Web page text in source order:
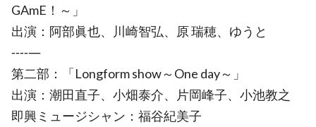
GAmE！～」
出演：阿部眞也、川崎智弘、原 瑞穂、ゆうと
‐‐‐‐―
第二部：「Longform show～One day～」
出演：潮田直子、小畑泰介、片岡峰子、小池教之
即興ミュージシャン：福谷紀美子